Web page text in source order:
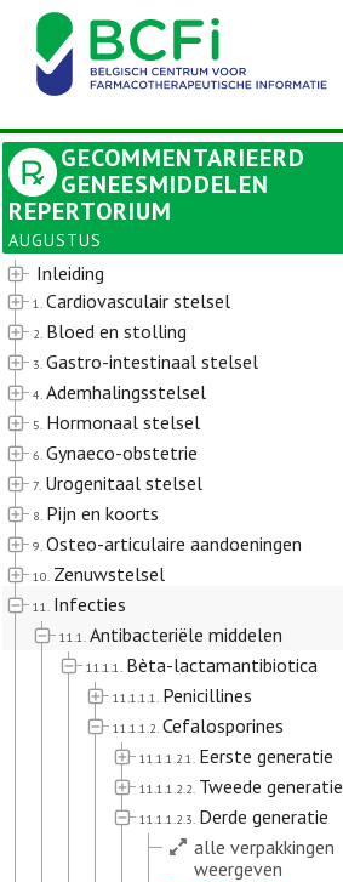
GECOMMENTARIEERD
GENEESMIDDELEN
REPERTORIUM
AUGUSTUS
Inleiding
1. Cardiovasculair stelsel
2. Bloed en stolling
3. Gastro-intestinaal stelsel
4. Ademhalingsstelsel
5. Hormonaal stelsel
6. Gynaeco-obstetrie
7. Urogenitaal stelsel
8. Pijn en koorts
9. Osteo-articulaire aandoeningen
10. Zenuwstelsel
11. Infecties
11.1. Antibacteriële middelen
11.1.1. Bèta-lactamantibiotica
11.1.1.1. Penicillines
11.1.1.2. Cefalosporines
11.1.1.2.1. Eerste generatie
11.1.1.2.2. Tweede generatie
11.1.1.2.3. Derde generatie
alle verpakkingen
weergeven